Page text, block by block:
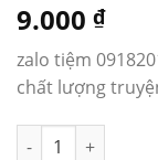
9.000 ₫
zalo tiệm
chất lượng
Tâm Hồn Cao